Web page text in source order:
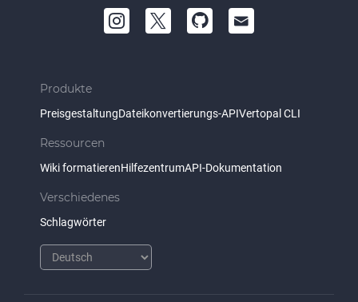
Produkte
PreisgestaltungDateikonvertierungs-APIVertopal CLI
Ressourcen
Wiki formatierenHilfezentrumAPI-Dokumentation
Verschiedenes
Schlagwörter